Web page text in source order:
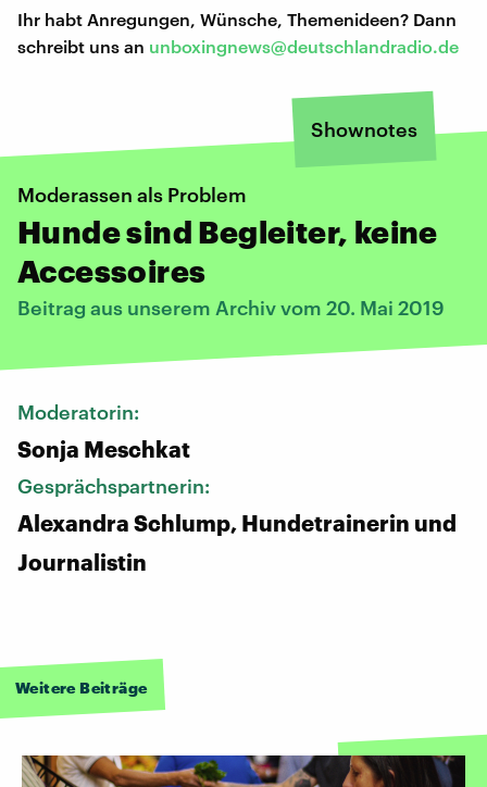
Ihr habt Anregungen, Wünsche, Themenideen? Dann
schreibt uns an unboxingnews@deutschlandradio.de
Shownotes
Moderassen als Problem
Hunde sind Begleiter, keine
Accessoires
Beitrag aus unserem Archiv vom 20. Mai 2019
Moderatorin:
Sonja Meschkat
Gesprächspartnerin:
Alexandra Schlump, Hundetrainerin und
Journalistin
Weitere Beiträge